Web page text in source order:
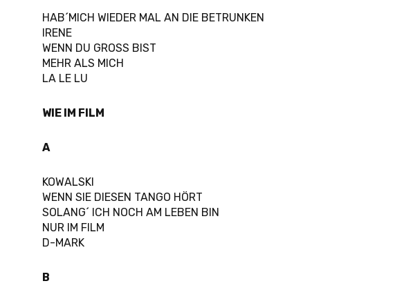
HAB´MICH WIEDER MAL AN DIE BETRUNKEN
IRENE
WENN DU GROSS BIST
MEHR ALS MICH
LA LE LU
WIE IM FILM
A
KOWALSKI
WENN SIE DIESEN TANGO HÖRT
SOLANG´ ICH NOCH AM LEBEN BIN
NUR IM FILM
D-MARK
B